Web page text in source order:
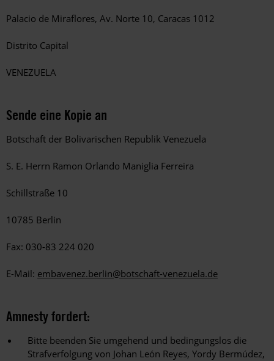
Palacio de Miraflores, Av. Norte 10, Caracas 1012
Distrito Capital
VENEZUELA
Sende eine Kopie an
Botschaft der Bolivarischen Republik Venezuela
S. E. Herrn Ramon Orlando Maniglia Ferreira
Schillstraße 10
10785 Berlin
Fax: 030-83 224 020
E-Mail: embavenez.berlin@botschaft-venezuela.de
Amnesty fordert:
Bitte beenden Sie umgehend und bedingungslos die
Strafverfolgung von Johan León Reyes, Yordy Bermúdez,